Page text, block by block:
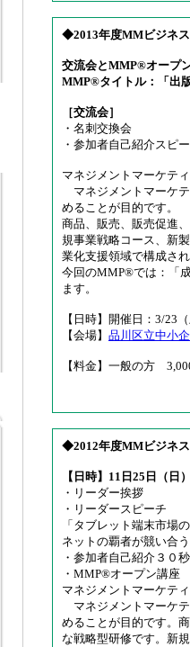
◆2013年度MMビジネ
交流会とMMP®オープ
MMP®タイトル：
「 出
［交流会］
・名刺交換会
・参加者自己紹介スピ
マネジメントマーケテ
マネジメントマーケ
めることが目的です。
商品、販売、販売促進
規事業戦略コース、新
業化支援領域で構成さ
今回のMMP®では：「
ます。
【日時】開催日：3/23
【会場】 品川区立中小
【料金】一般の方
◆2012年度MMビジネ
【日時】11日25日（日
・リーダー挨拶
・リーダースピーチ
「タブレット端末市
ネットの覇者が競い合
・参加者自己紹介３０
・MMP®オープン講座
マネジメントマーケテ
マネジメントマーケ
めることが目的です。
な戦略型研修です。新